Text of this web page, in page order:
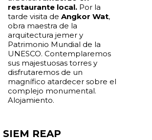
restaurante local. Por la
tarde visita deAngkor Wat,
obra maestra de la
arquitectura jemer y
Patrimonio Mundial de la
UNESCO. Contemplaremos
sus majestuosas torres y
disfrutaremos de un
magnífico atardecer sobre el
complejo monumental.
Alojamiento.
SIEM REAP